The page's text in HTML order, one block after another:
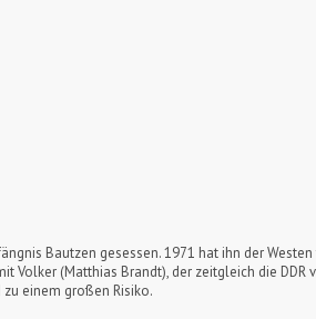
Bautzen gesessen. 1971 hat ihn der
Volker (Matthias Brandt), der zeitgleich die DDR
einem großen Risiko.